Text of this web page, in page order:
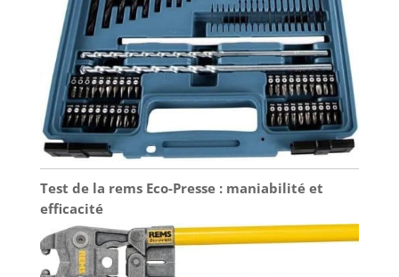
Test de la rems Eco-Presse : maniabilité et
efficacité